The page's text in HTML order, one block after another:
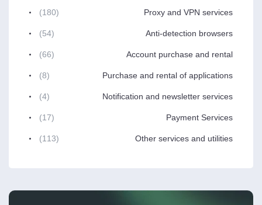
Proxy and VPN services
(180)
Anti-detection browsers
(54)
Account purchase and rental
(66)
Purchase and rental of applications
(8)
Notification and newsletter services
(4)
Payment Services
(17)
Other services and utilities
(113)